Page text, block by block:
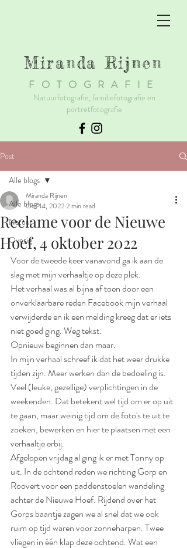
Miranda Rijnen
F OTOGRAFIE
Natuurfotografie, familiefotografie en
portretfotografie
Post
Alle blogs
Natuur
Overig
Alle blogs
Reclame voor de Nieuwe
Hoef, 4 oktober 2022
Miranda Rijnen
Oct 14, 20222 min read
Voor de tweede keer vanavond ga ik aan de
slag met mijn verhaaltje op deze plek.
Het verhaal was al bijna af toen door een
onverklaarbare reden Facebook mijn verhaal
verwijderde en ik een melding kreeg dat er iets
niet goed ging. Weg tekst.
Opnieuw beginnen dan maar.
In mijn verhaal schreef ik dat het weer drukke
tijden zijn. Meer werken dan de bedoeling is.
Veel (leuke, gezellige) verplichtingen in de
weekenden. Dat betekent wel tijd om er op uit
te gaan, maar weinig tijd om de foto's te uit te
zoeken, bewerken en hier te plaatsen met een
verhaaltje erbij.
Afgelopen vrijdag al ging ik er met Tonny op
uit. In de ochtend reden we richting Gorp en
Roovert voor een paddenstoelen wandeling
achter de Nieuwe Hoef. Rijdend over het
Gorps baantje zagen we al snel dat we ook
ruim op tijd waren voor zonneharpen. Twee
vliegen in één klap deze ochtend. Wat een